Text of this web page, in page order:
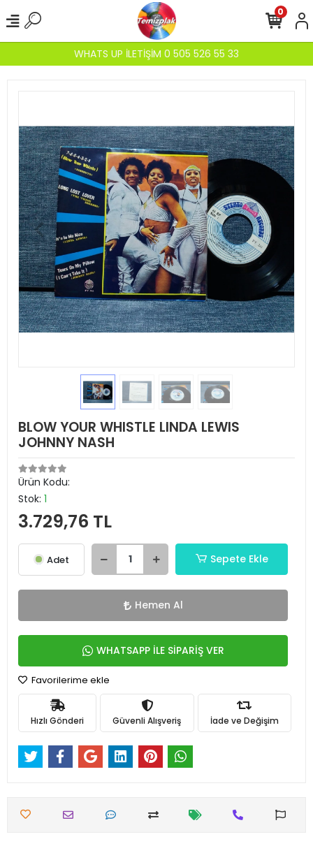
WHATS UP İLETİŞİM 0 505 526 55 33
0
BLOW YOUR WHISTLE LINDA LEWIS
JOHNNY NASH
Ürün Kodu:
Stok: 1
3.729,76 TL
Adet Sepete Ekle
Hemen Al
WHATSAPP İLE SİPARİŞ VER
Favorilerime ekle
Hızlı Gönderi Güvenli Alışveriş İade ve Değişim